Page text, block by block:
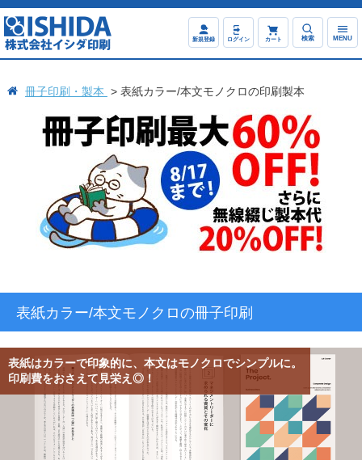
新規登録 ログイン カート 検索 MENU
冊子印刷・製本 表紙カラー/本文モノクロの印刷製本
表紙カラー/本文モノクロの冊子印刷
表紙はカラーで印象的に、本文はモノクロでシンプルに。
印刷費をおさえて見栄え◎！